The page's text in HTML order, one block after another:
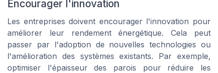
Encourager l'innovation
Les entreprises doivent encourager l'innovation pour
améliorer leur rendementénergétique. Cela peut
passer par l'adoption de nouvelles technologies ou
l'amélioration des systèmes existants. Par exemple,
optimiser l'épaisseurdes parois pour réduire les